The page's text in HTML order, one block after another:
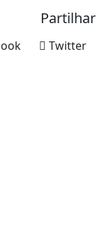
Partilhar
Twitter